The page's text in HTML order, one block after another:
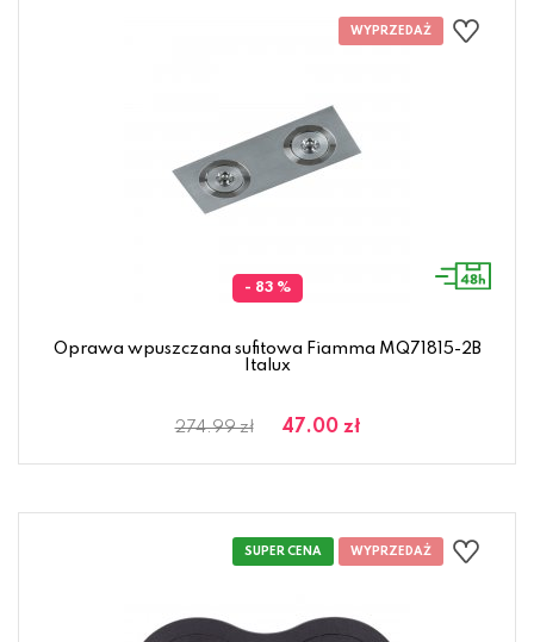
- 83 %
Oprawa wpuszczana sufitowa Fiamma MQ71815-2B
Italux
274.99 zł 47.00 zł